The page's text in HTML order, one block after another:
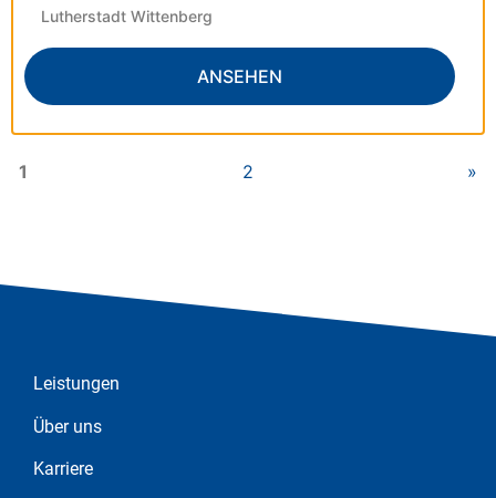
Lutherstadt Wittenberg
ANSEHEN
1 2 »
Leistungen
Über uns
Karriere